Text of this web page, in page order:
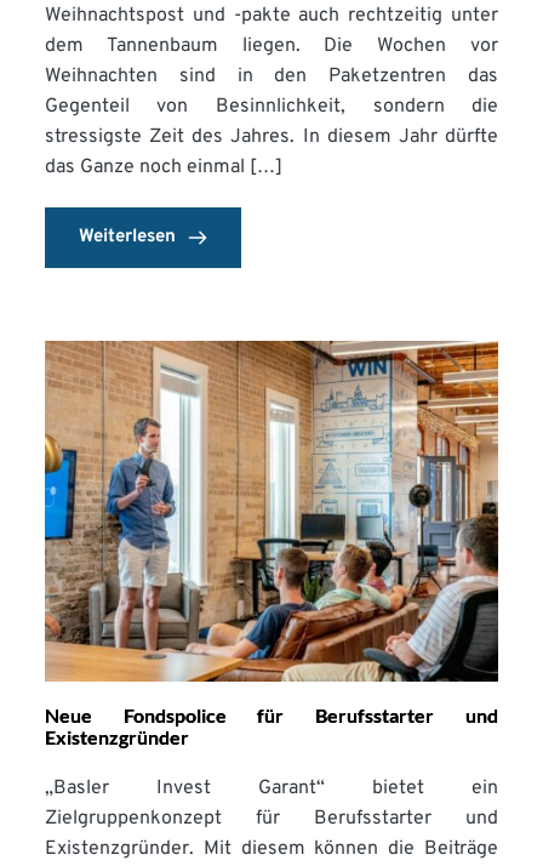
Weihnachtspost und -pakte auch rechtzeitig unter
dem Tannenbaum liegen. Die Wochen vor
Weihnachten sind in den Paketzentren das
Gegenteil von Besinnlichkeit, sondern die
stressigste Zeit des Jahres. In diesem Jahr dürfte
das Ganze noch einmal […]
Weiterlesen
Neue Fondspolice für Berufsstarter und
Existenzgründer
„Basler Invest Garant“ bietet ein
Zielgruppenkonzept für Berufsstarter und
Existenzgründer. Mit diesem können die Beiträge